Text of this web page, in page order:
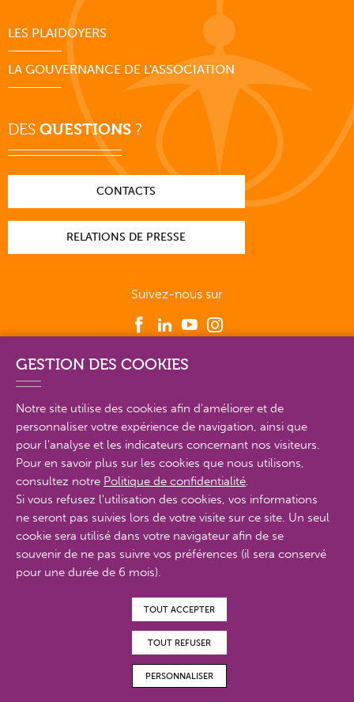
LES PLAIDOYERS
LA GOUVERNANCE DE L'ASSOCIATION
DES QUESTIONS ?
CONTACTS
RELATIONS DE PRESSE
Suivez-nous sur
© Proximit Digital 2022
MENTIONS LÉGALES
POLITIQUE DE CONFIDENTIALITÉ
CONTACTS
ACCESSIBILITÉ : PARTIELLEMENT CONFORME
GESTION DES COOKIES
Notre site utilise des cookies afin d'améliorer et de
personnaliser votre expérience de navigation, ainsi que
pour l'analyse et les indicateurs concernant nos visiteurs.
Pour en savoir plus sur les cookies que nous utilisons,
consultez notre Politique de confidentialité.
Si vous refusez l'utilisation des cookies, vos informations
ne seront pas suivies lors de votre visite sur ce site. Un seul
cookie sera utilisé dans votre navigateur afin de se
souvenir de ne pas suivre vos préférences (il sera conservé
pour une durée de 6 mois).
TOUT ACCEPTER
TOUT REFUSER
PERSONNALISER